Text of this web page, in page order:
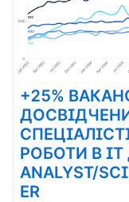
+25%
РОБОТИ В ІТ
ANALYST/
ER